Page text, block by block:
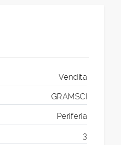
Vendita
GRAMSCI
Periferia
3